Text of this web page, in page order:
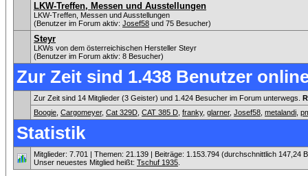
LKW-Treffen, Messen und Ausstellungen
LKW-Treffen, Messen und Ausstellungen
(Benutzer im Forum aktiv: Josef58 und 75 Besucher)
Steyr
LKWs von dem österreichischen Hersteller Steyr
(Benutzer im Forum aktiv: 8 Besucher)
Zur Zeit sind 1.438 Benutzer
Zur Zeit sind 14 Mitglieder (3 Geister) und 1.424 Besucher im Forum unterwegs.
Boogie Cargomeyer, Cat 329D CAT 385 D franky, glarner, Josef58 metalandi
Statistik
Mitglieder: 7.701 | Themen: 21.139 | Beiträge: 1.153.794 (durchschnittlich 147,24
Unser neuestes Mitglied heißt: Tschuf 1935